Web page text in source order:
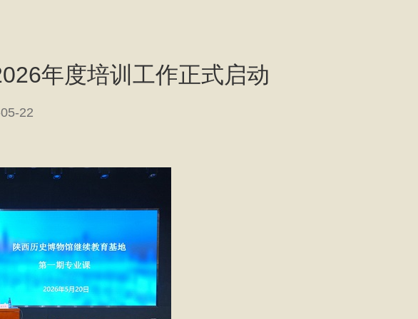
年度培训工作正式启动
22